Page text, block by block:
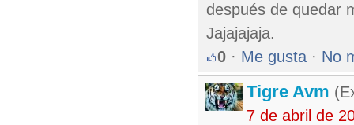
después de quedar
Jajajajaja.
0 · Me gusta · No
Tigre Avm
7 de abril de